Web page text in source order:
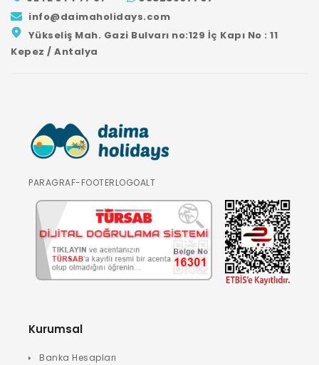
info@daimaholidays.com
Yükseliş Mah. Gazi Bulvarı no:129 İç Kapı No : 11
Kepez / Antalya
PARAGRAF-FOOTERLOGOALT
Kurumsal
Banka Hesapları